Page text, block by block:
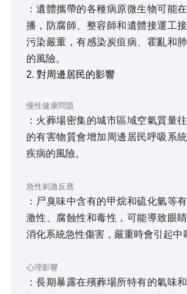
：遺體攜帶的各種病原微生物可能
播，防腐師、整容師和遺體接運工
污染嚴重，有感染炭疽病、霍亂和
的風險。
2. 對周邊居民的影響
慢性健康問題
：火葬場密集的城市區域空氣質量
的有害物質會增加周邊居民呼吸系
疾病的風險。
急性刺激反應
：尸臭味中含有的甲烷和硫化氫等
激性、腐蝕性和毒性，可能導致眼
消化系統急性傷害，嚴重時會引起中
心理影響
：長期暴露在殯葬場所特有的氣味